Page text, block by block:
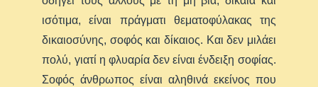
ισότιμα, είναι πράγματι θεματοφύλακας της
δικαιοσύνης, σοφός και δίκαιος. Και δεν μιλάει
πολύ, γιατί η φλυαρία δεν είναι ένδειξη σοφίας.
Σοφός άνθρωπος είναι αληθινά εκείνος που